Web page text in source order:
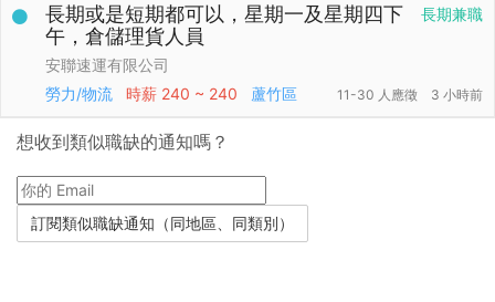
長期兼職
長期或是短期都可以，星期一及星期四下
午，倉儲理貨人員
安聯速運有限公司
勞力/物流
時薪 240 ~ 240 蘆竹區 11-30 人應徵 3 小時前
想收到類似職缺的通知嗎？